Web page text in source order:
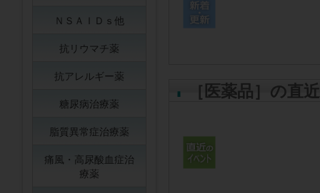
［医薬品］の直
ＮＳＡＩＤｓ他
抗リウマチ薬
抗アレルギー薬
糖尿病治療薬
脂質異常症治療薬
痛風・高尿酸血症治
療薬